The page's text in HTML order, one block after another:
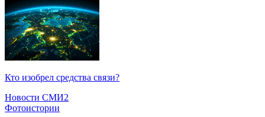
Кто изобрел средства связи?
Новости СМИ2
Фотоистории